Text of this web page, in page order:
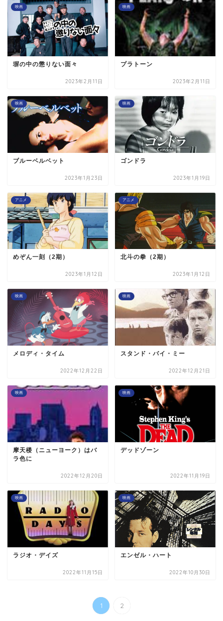
映画
塀の中の懲りない面々
2023年2月11日
映画
プラトーン
2023年2月11日
映画
ブルーベルベット
2023年1月23日
映画
ゴンドラ
2023年1月19日
アニメ
めぞん一刻（2期）
2023年1月12日
アニメ
北斗の拳（2期）
2023年1月12日
映画
メロディ・タイム
2022年12月22日
映画
スタンド・バイ・ミー
2022年12月21日
映画
摩天楼（ニューヨーク）はバ
ラ色に
2022年12月20日
映画
デッドゾーン
2022年11月19日
映画
ラジオ・デイズ
2022年11月15日
映画
エンゼル・ハート
2022年10月30日
1 2